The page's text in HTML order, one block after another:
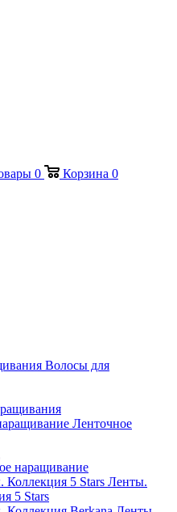
0 Корзина 0
Волосы для
Ленточное
наращивание
Ленты.
5 Stars